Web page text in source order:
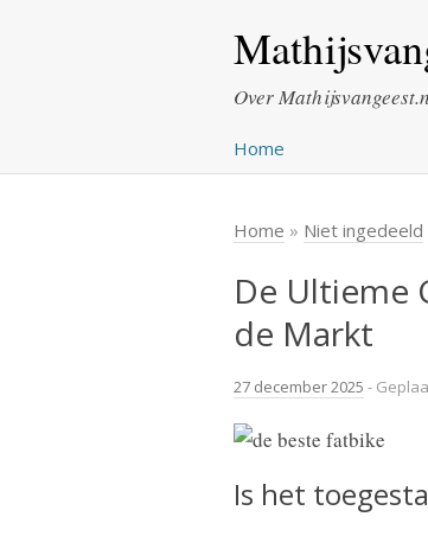
Over
Home
Home » Niet ingedeeld
De Ultieme
de Markt
27 december 2025 -
Is het